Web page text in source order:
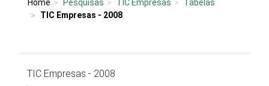
Home Pesquisas TIC Empresas
Tabelas
TIC Empresas - 2008
TIC Empresas - 2008